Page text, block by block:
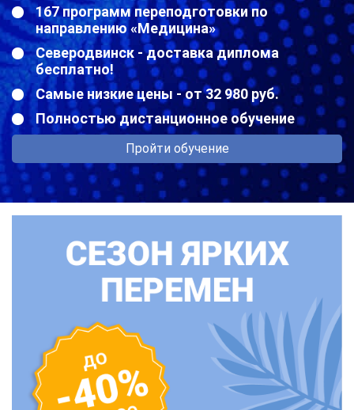
167 программ переподготовки по
направлению «Медицина»
Северодвинск - доставка диплома
бесплатно!
Самые низкие цены - от 32 980 руб.
Полностью дистанционное обучение
Пройти обучение